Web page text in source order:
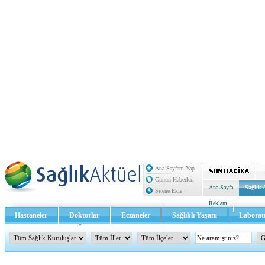
Ana Sayfam Yap
Günün Haberleri
Sitene Ekle
Ana Sayfa Sağlık
Reklam
Hastaneler Doktorlar Eczaneler Sağlıklı Yaşam
Sağlık TV - Video İletişim